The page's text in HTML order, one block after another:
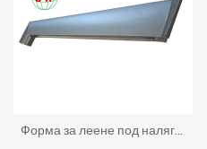
Форма за леене под налягане за домакински уреди